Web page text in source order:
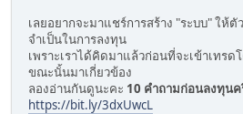
เลยอยากจะมาแชร์การสร้าง "ระบบ" ให้ตั
จำเป็นในการลงทุน
เพราะเราได้คิดมาแล้วก่อนที่จะเข้าเท
ขณะนั้นมาเกี่ยวข้อง
ลองอ่านกันดูนะคะ 10 คำถามก่อนลงทุนค
https://bit.ly/3dxUwcL